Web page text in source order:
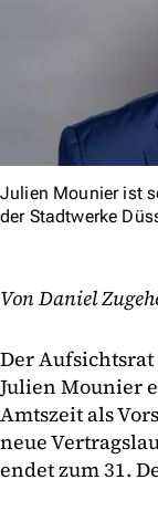
Julien Mounier ist
der Stadtwerke
Von Daniel
Der
Julien Mounier
Amtszeit als
neue
endet zum 31.